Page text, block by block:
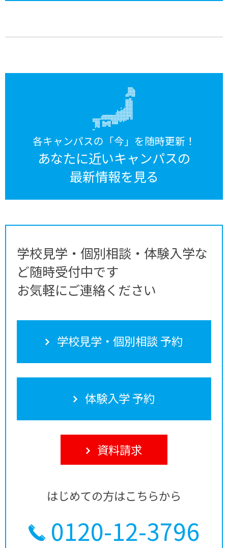
各キャンパスの「今」を随時更新！
あなたに近いキャンパスの
最新情報を見る
学校見学・個別相談・体験入学な
ど随時受付中です
お気軽にご連絡ください
学校見学・個別相談 予約
体験入学 予約
資料請求
はじめての方はこちらから
0120-12-3796